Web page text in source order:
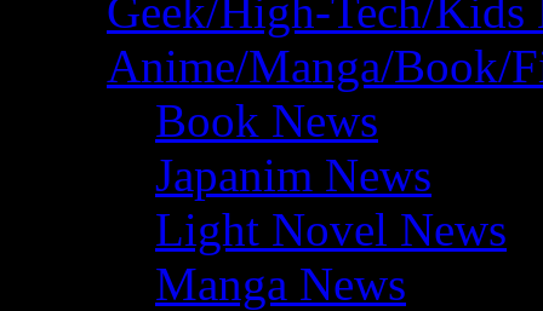
Geek/High-Tech/Kids
Anime/Manga/Book/
Book News
Japanim News
Light Novel News
Manga News